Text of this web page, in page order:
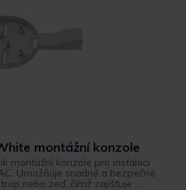
montážní konzole
montážní konzole pro instalaci
Umožňuje snadné a bezpečné
nebo zeď, čímž zajišťuje ...